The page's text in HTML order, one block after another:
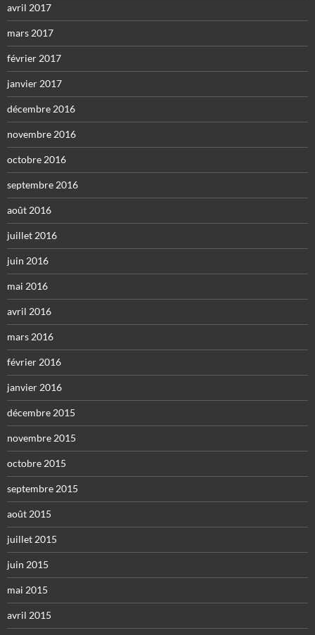
avril 2017
mars 2017
février 2017
janvier 2017
décembre 2016
novembre 2016
octobre 2016
septembre 2016
août 2016
juillet 2016
juin 2016
mai 2016
avril 2016
mars 2016
février 2016
janvier 2016
décembre 2015
novembre 2015
octobre 2015
septembre 2015
août 2015
juillet 2015
juin 2015
mai 2015
avril 2015